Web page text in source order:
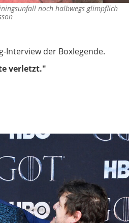
noch halbwegs glimpflich
Interview der Boxlegende.
verletzt."